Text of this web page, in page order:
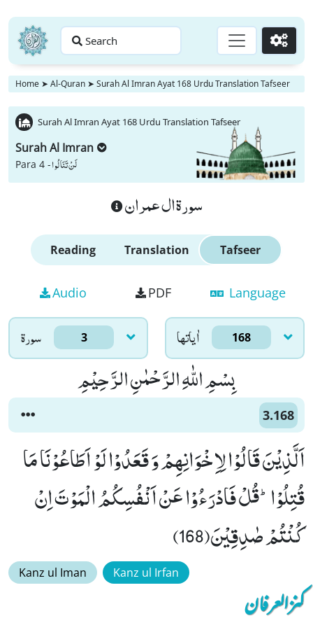
Search Go
Home ➤ Al-Quran ➤ Surah Al Imran Ayat 168 Urdu Translation Tafseer
Surah Al Imran Ayat 168 Urdu Translation Tafseer
Surah Al Imran
Para 4 -لَنْ تَنَالُوا
سورة ال عمران
Reading Translation Tafseer
Audio PDF Language
سورۃ 3 اٰياتها 168
بِسْمِ اللّٰهِ الرَّحْمٰنِ الرَّحِیْمِ
3.168
اَلَّذِیْنَ قَالُوْا لِاِخْوَانِهِمْ وَ قَعَدُوْا لَوْ اَطَاعُوْنَا مَا
قُتِلُوْاؕ-قُلْ فَادْرَءُوْا عَنْ اَنْفُسِكُمُ الْمَوْتَ اِنْ
كُنْتُمْ صٰدِقِیْنَ(168)
Kanz ul Iman Kanz ul Irfan
کنزالعرفان